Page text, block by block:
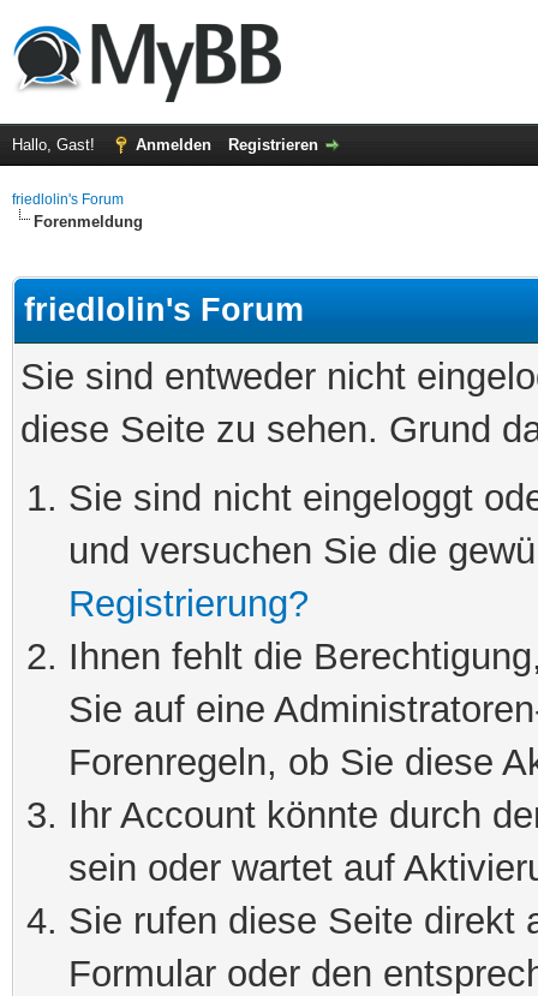
Hallo, Gast! Anmelden Registrieren
friedlolin's Forum
Forenmeldung
friedlolin's Forum
Sie sind entweder nicht
diese Seite zu sehen. Grund
Sie sind nicht eingeloggt
und versuchen Sie die
Registrierung?
Ihnen fehlt die
Sie auf eine
Forenregeln, ob Sie diese
Ihr Account könnte durch
sein oder wartet auf
Sie rufen diese Seite direkt
Formular oder den